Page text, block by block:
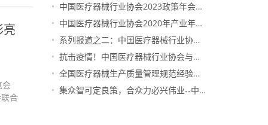
亮
合
中国医疗器械行业协会2023政策年会在京召开
中国医疗器械行业协会2020年产业年会在上海圆满落幕
系列报道之二：中国医疗器械行业协会发布第三届全国医疗器械生产质量管理规范经验交流会参会企业经验交流材料汇总——天津、山西地区企业
抗击疫情！中国医疗器械行业协会与会员企业并肩作战（一）
全国医疗器械生产质量管理规范经验交流会200家示范企业名单公布
集众智可定良策，合众力必兴伟业--中国医疗器械行业协会生命支持设备技术管理专业委员会成立大会在京隆重召开